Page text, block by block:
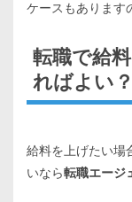
ケースもあります
転職で給
ればよい？
給料を上げたい場
いなら転職エージ